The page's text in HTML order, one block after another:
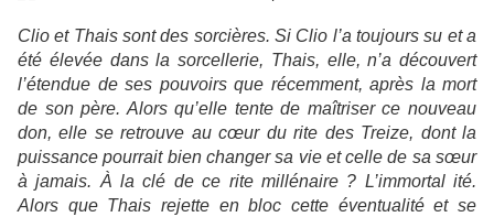
Clio et Thais sont des sorcières. Si Clio l’a toujours su et a
été élevée dans la sorcellerie, Thais, elle, n’a découvert
l’étendue de ses pouvoirs que récemment, après la mort
de son père. Alors qu’elle tente de maîtriser ce nouveau
don, elle se retrouve au cœur du rite des Treize, dont la
puissance pourrait bien changer sa vie et celle de sa sœur
à jamais. À la clé de ce rite millénaire ? L’immortal ité.
Alors que Thais rejette en bloc cette éventualité et se